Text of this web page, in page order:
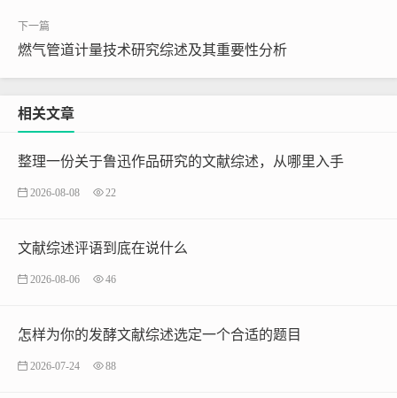
燃气管道计量技术研究综述及其重要性分析
相关文章
整理一份关于鲁迅作品研究的文献综述，从哪里入手
2026-08-08 22
文献综述评语到底在说什么
2026-08-06 46
怎样为你的发酵文献综述选定一个合适的题目
2026-07-24 88